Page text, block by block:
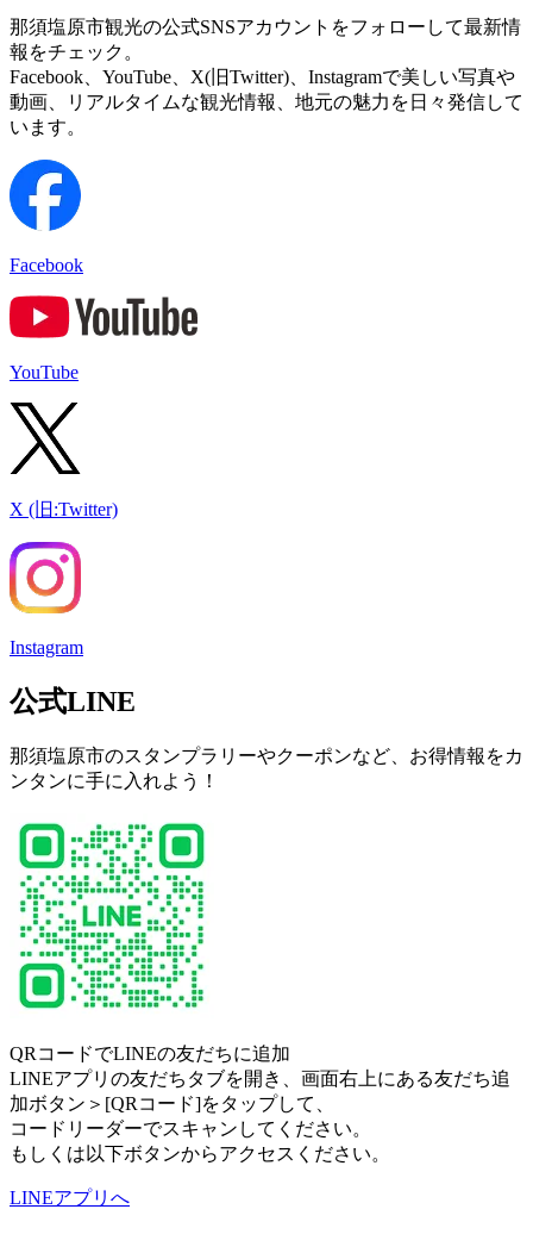
那須塩原市観光の公式SNSアカウントをフォローして最新情
報をチェック。
Facebook、YouTube、X(旧Twitter)、Instagramで美しい写真や
動画、リアルタイムな観光情報、地元の魅力を日々発信して
います。
Facebook
YouTube
X (旧:Twitter)
Instagram
公式LINE
那須塩原市のスタンプラリーやクーポンなど、お得情報をカ
ンタンに手に入れよう！
QRコードでLINEの友だちに追加
LINEアプリの友だちタブを開き、画面右上にある友だち追
加ボタン＞[QRコード]をタップして、
コードリーダーでスキャンしてください。
もしくは以下ボタンからアクセスください。
LINEアプリへ